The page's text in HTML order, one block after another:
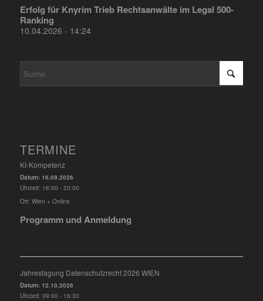
Erfolg für Knyrim Trieb Rechtsanwälte im Legal 500-
Ranking
10.04.2026 - 14:24
TERMINE
KI-Kompetenz
Datum: 16.09.2026
Uhrzeit: 16:00 - 20:00
Ort: Wien + Online
Programm und Anmeldung
Jahrestagung Datenschutzrecht 2026 WIEN
Datum: 12.10.2026
Uhrzeit: 09:00 - 16:30